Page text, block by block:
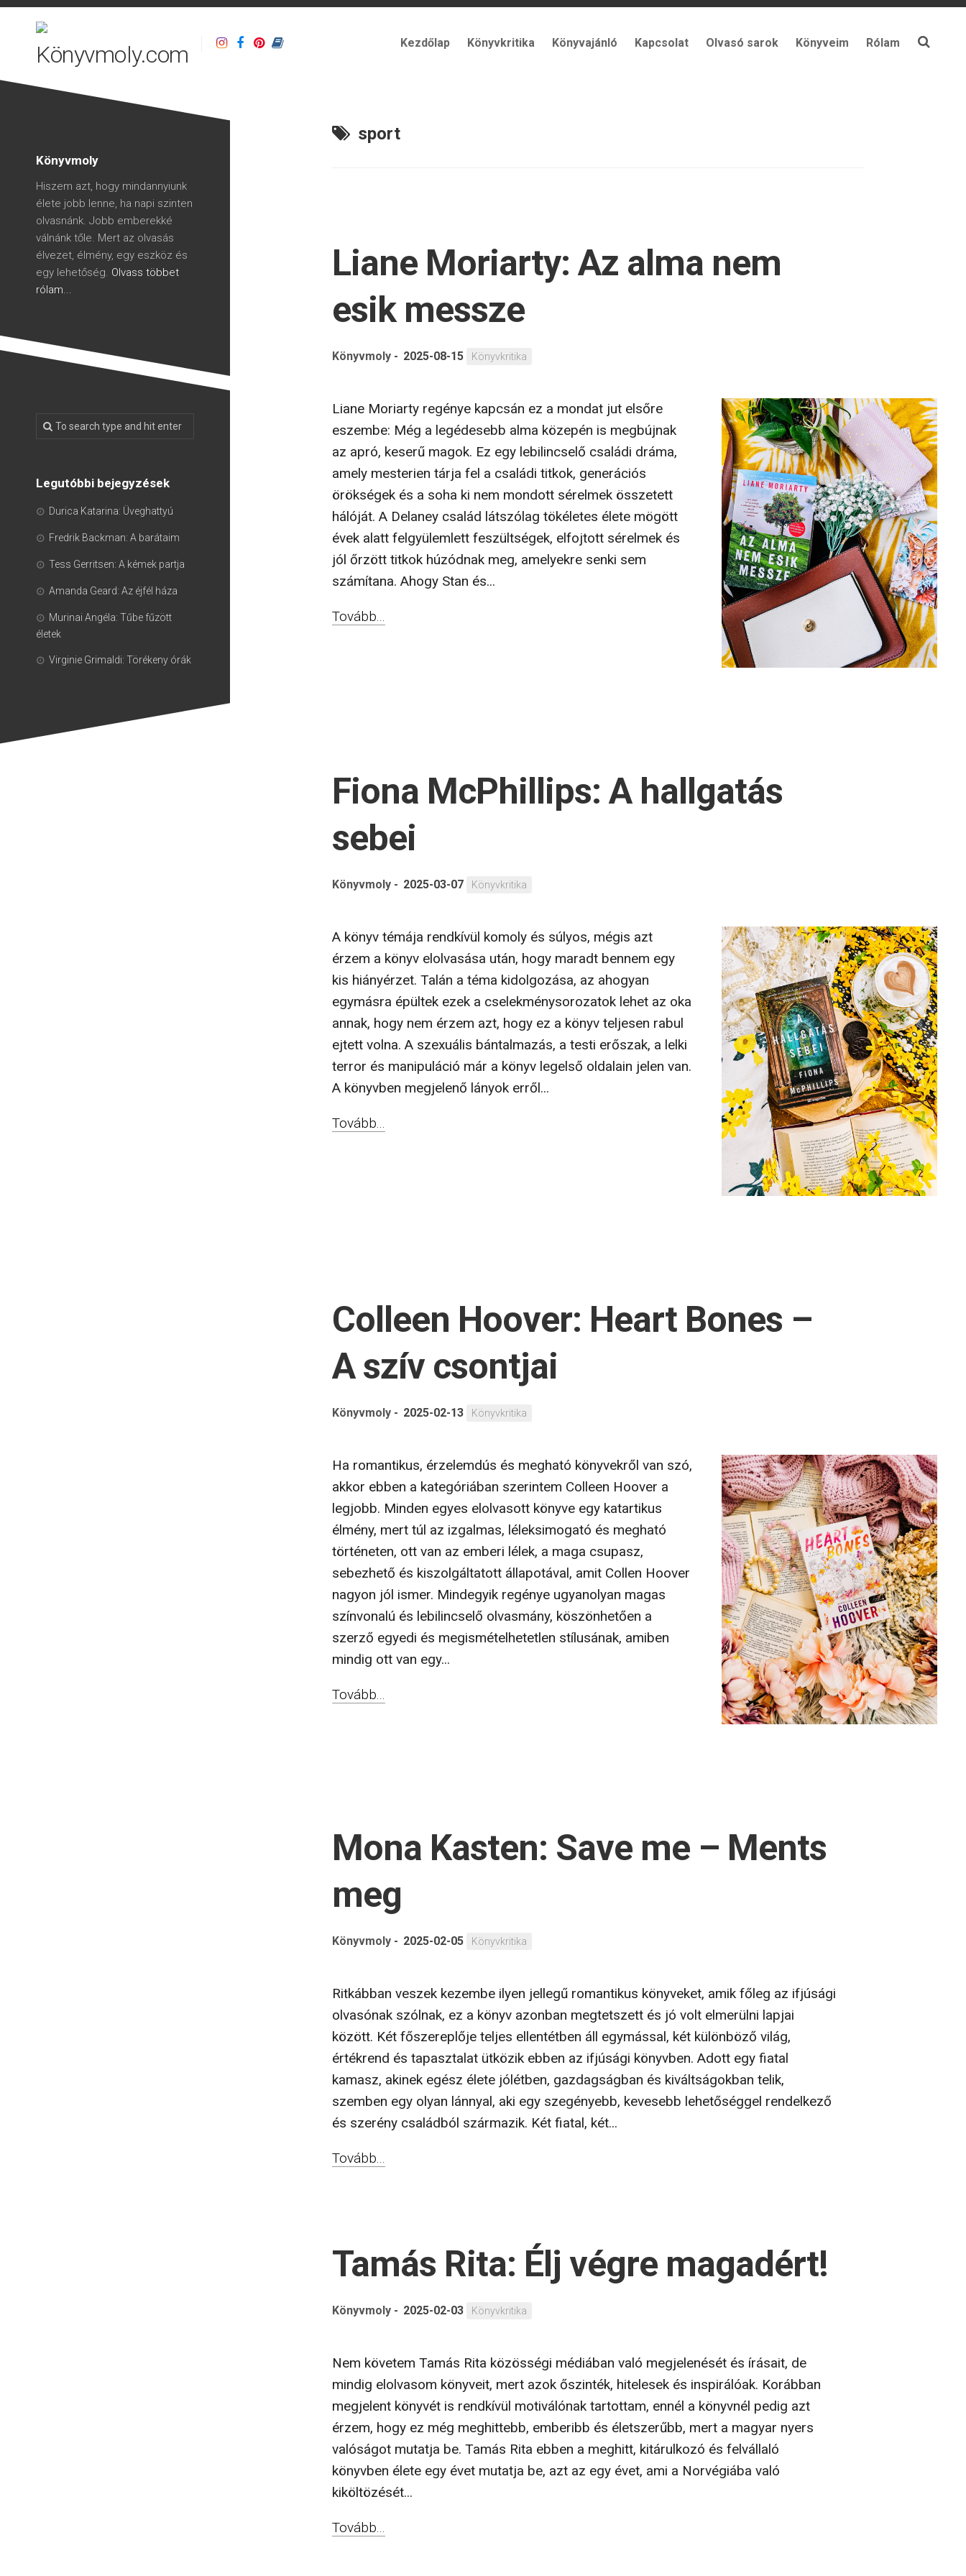
Kezdőlap Könyvkritika Könyvajánló Kapcsolat Olvasó sarok Könyveim Rólam
sport
Liane Moriarty: Az alma nem
esik messze
Könyvmoly - 2025-08-15 Könyvkritika
Liane Moriarty regénye kapcsán ez a mondat jut elsőre
eszembe: Még a legédesebb alma közepén is megbújnak
az apró, keserű magok. Ez egy lebilincselő családi dráma,
amely mesterien tárja fel a családi titkok, generációs
örökségek és a soha ki nem mondott sérelmek összetett
hálóját. A Delaney család látszólag tökéletes élete mögött
évek alatt felgyülemlett feszültségek, elfojtott sérelmek és
jól őrzött titkok húzódnak meg, amelyekre senki sem
számítana. Ahogy Stan és...
Tovább...
Fiona McPhillips: A hallgatás
sebei
Könyvmoly - 2025-03-07 Könyvkritika
A könyv témája rendkívül komoly és súlyos, mégis azt
érzem a könyv elolvasása után, hogy maradt bennem egy
kis hiányérzet. Talán a téma kidolgozása, az ahogyan
egymásra épültek ezek a cselekménysorozatok lehet az oka
annak, hogy nem érzem azt, hogy ez a könyv teljesen rabul
ejtett volna. A szexuális bántalmazás, a testi erőszak, a lelki
terror és manipuláció már a könyv legelső oldalain jelen van.
A könyvben megjelenő lányok erről...
Tovább...
Colleen Hoover: Heart Bones –
A szív csontjai
Könyvmoly - 2025-02-13 Könyvkritika
Ha romantikus, érzelemdús és megható könyvekről van szó,
akkor ebben a kategóriában szerintem Colleen Hoover a
legjobb. Minden egyes elolvasott könyve egy katartikus
élmény, mert túl az izgalmas, léleksimogató és megható
történeten, ott van az emberi lélek, a maga csupasz,
sebezhető és kiszolgáltatott állapotával, amit Collen Hoover
nagyon jól ismer. Mindegyik regénye ugyanolyan magas
színvonalú és lebilincselő olvasmány, köszönhetően a
szerző egyedi és megismételhetetlen stílusának, amiben
mindig ott van egy...
Tovább...
Mona Kasten: Save me – Ments
meg
Könyvmoly - 2025-02-05 Könyvkritika
Ritkábban veszek kezembe ilyen jellegű romantikus könyveket, amik főleg az ifjúsági
olvasónak szólnak, ez a könyv azonban megtetszett és jó volt elmerülni lapjai
között. Két főszereplője teljes ellentétben áll egymással, két különböző világ,
értékrend és tapasztalat ütközik ebben az ifjúsági könyvben. Adott egy fiatal
kamasz, akinek egész élete jólétben, gazdagságban és kiváltságokban telik,
szemben egy olyan lánnyal, aki egy szegényebb, kevesebb lehetőséggel rendelkező
és szerény családból származik. Két fiatal, két...
Tovább...
Tamás Rita: Élj végre magadért!
Könyvmoly - 2025-02-03 Könyvkritika
Nem követem Tamás Rita közösségi médiában való megjelenését és írásait, de
mindig elolvasom könyveit, mert azok őszinték, hitelesek és inspirálóak. Korábban
megjelent könyvét is rendkívül motiválónak tartottam, ennél a könyvnél pedig azt
érzem, hogy ez még meghittebb, emberibb és életszerűbb, mert a magyar nyers
valóságot mutatja be. Tamás Rita ebben a meghitt, kitárulkozó és felvállaló
könyvben élete egy évet mutatja be, azt az egy évet, ami a Norvégiába való
kiköltözését...
Tovább...
Könyvmoly
Hiszem azt, hogy mindannyiunk
élete jobb lenne, ha napi szinten
olvasnánk. Jobb emberekké
válnánk tőle. Mert az olvasás
élvezet, élmény, egy eszköz és
egy lehetőség. Olvass többet
rólam...
Legutóbbi bejegyzések
Durica Katarina: Üveghattyú
Fredrik Backman: A barátaim
Tess Gerritsen: A kémek partja
Amanda Geard: Az éjfél háza
Murinai Angéla: Tűbe fűzött
életek
Virginie Grimaldi: Törékeny órák